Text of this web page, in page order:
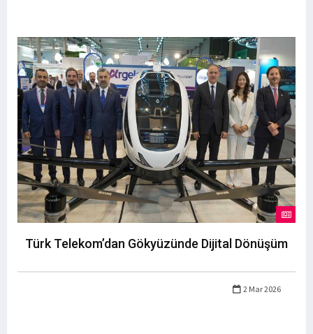
Türk Telekom’dan Gökyüzünde Dijital Dönüşüm
2 Mar 2026